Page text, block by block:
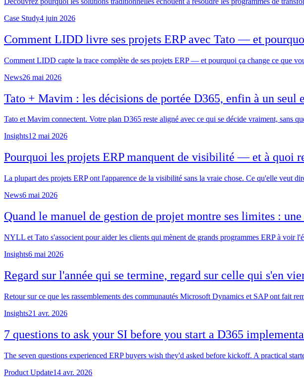
Case Study4 juin 2026
Comment LIDD livre ses projets ERP avec Tato — et
Comment LIDD capte la trace complète de ses projets ERP — et pourquoi ça change ce que
News26 mai 2026
Tato + Mavim : les décisions de portée D365, enfin à un seul
Tato et Mavim connectent. Votre plan D365 reste aligné avec ce qui se décide vraiment, sans
Insights12 mai 2026
Pourquoi les projets ERP manquent de visibilité — et à quoi
La plupart des projets ERP ont l'apparence de la visibilité sans la vraie chose. Ce qu'elle veut
News6 mai 2026
Quand le manuel de gestion de projet montre ses limites :
NYLL et Tato s'associent pour aider les clients qui mènent de grands programmes ERP à voir
Insights6 mai 2026
Regard sur l'année qui se termine, regard sur celle qui s'en
Retour sur ce que les rassemblements des communautés Microsoft Dynamics et SAP ont fait
Insights21 avr. 2026
7 questions to ask your SI before you start a D365
The seven questions experienced ERP buyers wish they'd asked before kickoff. A practical
Product Update14 avr. 2026